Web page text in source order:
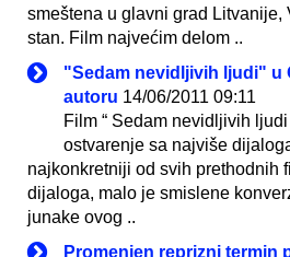
smeštena u glavni grad Litvanije,
stan. Film najvećim delom ..
"Sedam nevidljivih ljudi" u
autoru 14/06/2011 09:11
Film “ Sedam nevidljivih
ostvarenje sa najviše
najkonkretniji od svih prethodnih
dijaloga, malo je smislene
junake ovog ..
Promenjen reprizni termin